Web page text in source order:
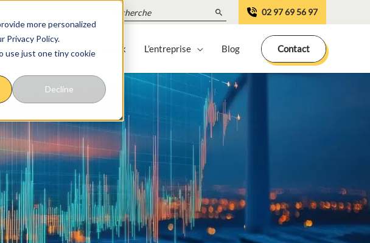
more personalized
Privacy Policy.
use just one tiny cookie
Decline
Search
for:
02 97 69 56 97
Vos experts locaux L’entreprise Blog Contact